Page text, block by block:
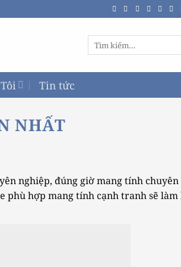
Tìm
kiếm:
Tin tức
NHẤT
nghiệp, đúng giờ mang tính chuyên
phù hợp mang tính cạnh tranh sẽ làm